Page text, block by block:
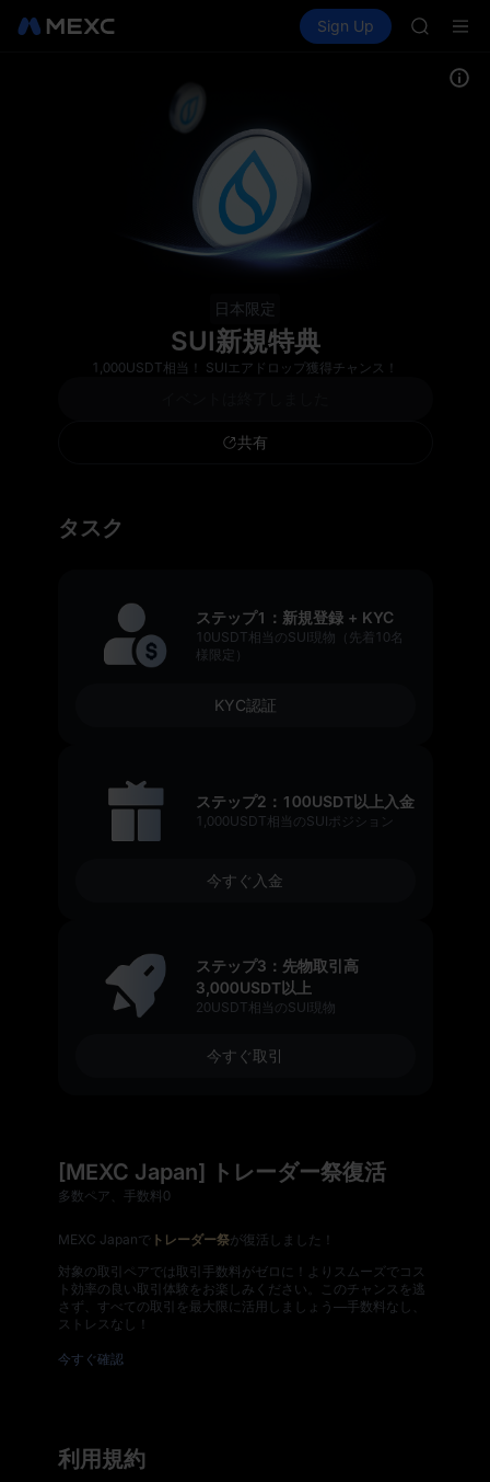
Spot Futures SPCX
Sign Up
日本限定
SUI新規特典
1,000USDT相当！ SUIエアドロップ獲得チャンス！
共有
タスク
ステップ1：新規登録 + KYC
10USDT相当のSUI現物（先着10名
様限定）
KYC認証
ステップ2：100USDT以上入金
1,000USDT相当のSUIポジション
今すぐ入金
ステップ3：先物取引高
3,000USDT以上
20USDT相当のSUI現物
今すぐ取引
[MEXC Japan] トレーダー祭復活
多数ペア、手数料0
MEXC Japanでトレーダー祭が復活しました！
対象の取引ペアでは取引手数料がゼロに！よりスムーズでコス
ト効率の良い取引体験をお楽しみください。このチャンスを逃
さず、すべての取引を最大限に活用しましょう—手数料なし、
ストレスなし！
今すぐ確認
利用規約